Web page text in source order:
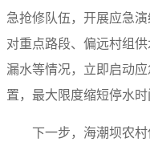
急抢修队伍，开展应急
对重点路段、偏远村组
漏水等情况，立即启动
置，最大限度缩短停水时
下一步，海潮坝农